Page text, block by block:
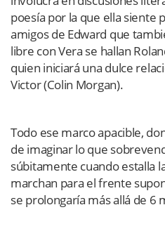
poesía por la que ella siente
amigos de Edward que
libre con Vera se hallan
quien iniciará una dulce
Victor (Colin Morgan).
Todo ese marco apacible,
de imaginar lo que
súbitamente cuando estalla
marchan para el frente
se prolongaría más allá de 6